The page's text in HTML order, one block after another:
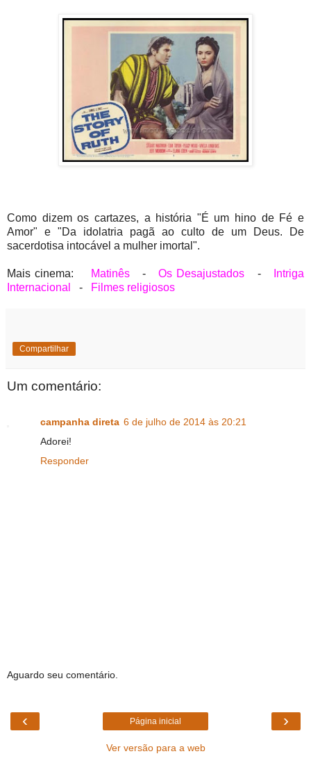
Como dizem os cartazes, a história "É um hino de Fé e
Amor" e "Da idolatria pagã ao culto de um Deus. De
sacerdotisa intocável a mulher imortal".
Mais cinema: Matinês-Os Desajustados -
Intriga
Internacional
- Filmes religiosos
Compartilhar
Um comentário:
campanha direta 6 de julho de 2014 às 20:21
Adorei!
Responder
Aguardo seu comentário.
‹ ›
Página inicial
Ver versão para a web